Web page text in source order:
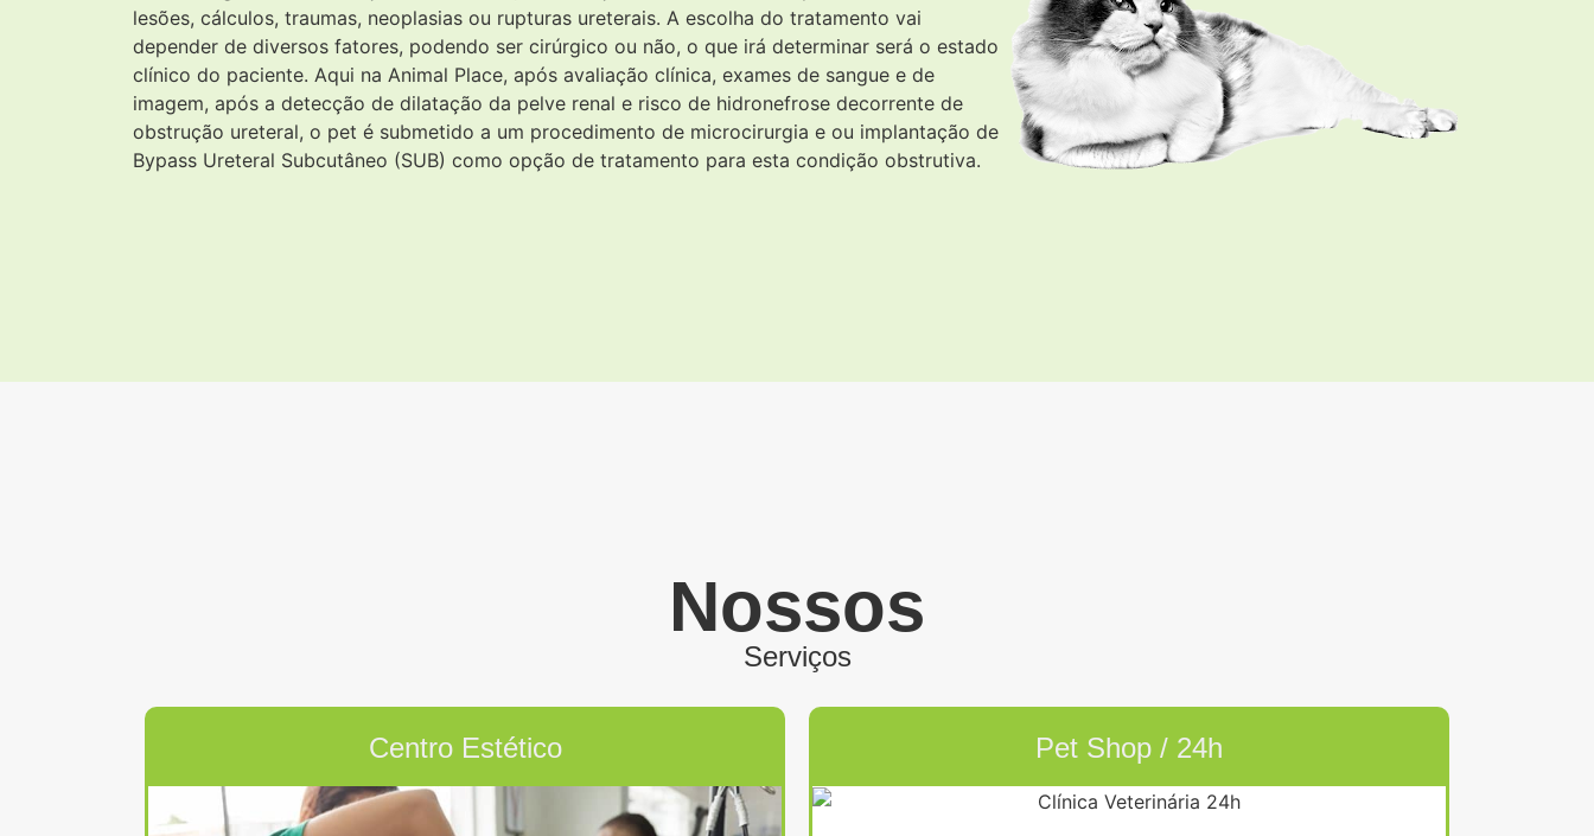
lesões, cálculos, traumas, neoplasias ou rupturas ureterais. A escolha do tratamento vai
depender de diversos fatores, podendo ser cirúrgico ou não, o que irá determinar será o estado
clínico do paciente. Aqui na Animal Place, após avaliação clínica, exames de sangue e de
imagem, após a detecção de dilatação da pelve renal e risco de hidronefrose decorrente de
obstrução ureteral, o pet é submetido a um procedimento de microcirurgia e ou implantação de
Bypass Ureteral Subcutâneo (SUB) como opção de tratamento para esta condição obstrutiva.
Nossos
Serviços
Centro Estético Pet Shop / 24h